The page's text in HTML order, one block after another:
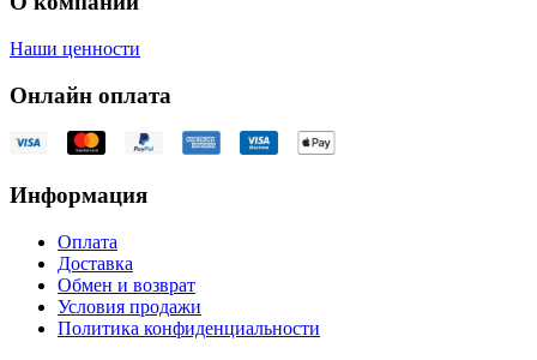
Наши ценности
Онлайн оплата
Информация
Оплата
Доставка
Обмен и возврат
Условия продажи
Политика конфиденциальности